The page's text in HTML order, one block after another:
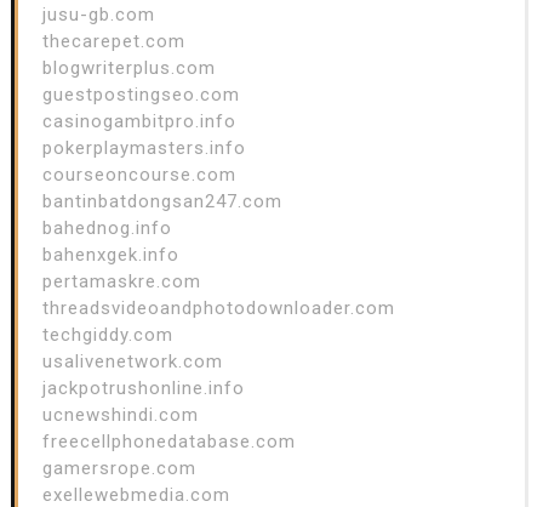
jusu-gb.com
thecarepet.com
blogwriterplus.com
guestpostingseo.com
casinogambitpro.info
pokerplaymasters.info
courseoncourse.com
bantinbatdongsan247.com
bahednog.info
bahenxgek.info
pertamaskre.com
threadsvideoandphotodownloader.com
techgiddy.com
usalivenetwork.com
jackpotrushonline.info
ucnewshindi.com
freecellphonedatabase.com
gamersrope.com
exellewebmedia.com